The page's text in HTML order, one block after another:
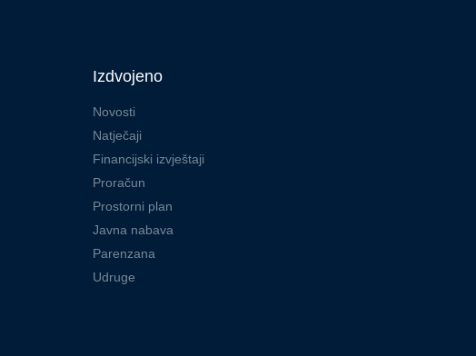
Izdvojeno
Novosti
Natječaji
Financijski izvještaji
Proračun
Prostorni plan
Javna nabava
Parenzana
Udruge